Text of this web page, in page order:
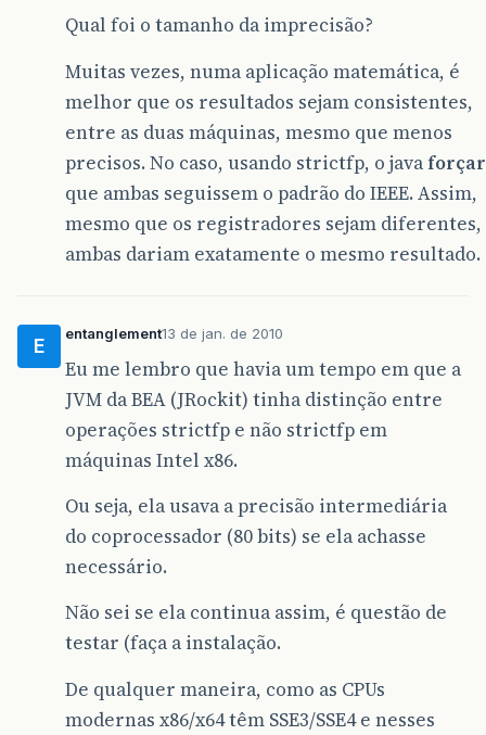
Qual foi o tamanho da imprecisão?
Muitas vezes, numa aplicação matemática, é
melhor que os resultados sejam consistentes,
entre as duas máquinas, mesmo que menos
precisos. No caso, usando strictfp, o java
que ambas seguissem o padrão do IEEE. Assim,
mesmo que os registradores sejam diferentes,
ambas dariam exatamente o mesmo resultado.
E
entanglement13 de jan. de 2010
Eu me lembro que havia um tempo em que a
JVM da BEA (JRockit) tinha distinção entre
operações strictfp e não strictfp em
máquinas Intel x86.
Ou seja, ela usava a precisão intermediária
do coprocessador (80 bits) se ela achasse
necessário.
Não sei se ela continua assim, é questão de
testar (faça a instalação.
De qualquer maneira, como as CPUs
modernas x86/x64 têm SSE3/SSE4 e nesses